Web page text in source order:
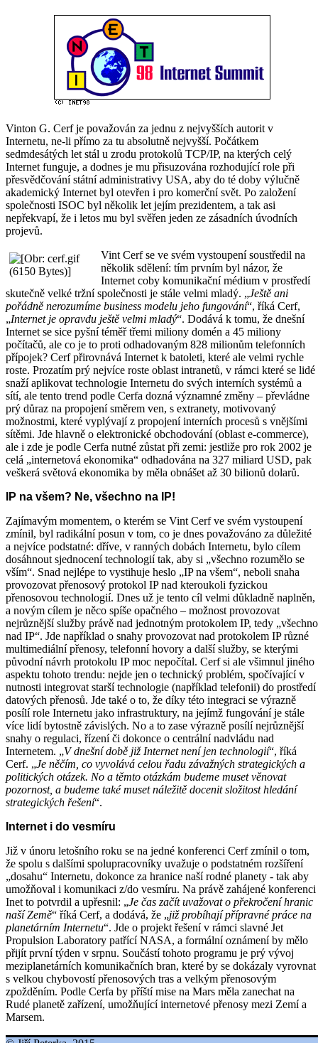
Vinton G. Cerf je považován za jednu z nejvyšších autorit v
Internetu, ne-li přímo za tu absolutně nejvyšší. Počátkem
sedmdesátých let stál u zrodu protokolů TCP/IP, na kterých celý
Internet funguje, a dodnes je mu přisuzována rozhodující role při
přesvědčování státní administrativy USA, aby do té doby výlučně
akademický Internet byl otevřen i pro komerční svět. Po založení
společnosti ISOC byl několik let jejím prezidentem, a tak asi
nepřekvapí, že i letos mu byl svěřen jeden ze zásadních úvodních
projevů.
Vint Cerf se ve svém vystoupení soustředil na
několik sdělení: tím prvním byl názor, že
Internet coby komunikační médium v prostředí
skutečně velké tržní společnosti je stále velmi mladý. „Ještě ani
pořádně nerozumíme business modelu jeho fungování“, říká Cerf,
„Internet je opravdu ještě velmi mladý“. Dodává k tomu, že dnešní
Internet se sice pyšní téměř třemi miliony domén a 45 miliony
počítačů, ale co je to proti odhadovaným 828 milionům telefonních
přípojek? Cerf přirovnává Internet k batoleti, které ale velmi rychle
roste. Prozatím prý nejvíce roste oblast intranetů, v rámci které se lidé
snaží aplikovat technologie Internetu do svých interních systémů a
sítí, ale tento trend podle Cerfa dozná významné změny – převládne
prý důraz na propojení směrem ven, s extranety, motivovaný
možnostmi, které vyplývají z propojení interních procesů s vnějšími
sítěmi. Jde hlavně o elektronické obchodování (oblast e-commerce),
ale i zde je podle Cerfa nutné zůstat při zemi: jestliže pro rok 2002 je
celá „internetová ekonomika“ odhadována na 327 miliard USD, pak
veškerá světová ekonomika by měla obnášet až 30 bilionů dolarů.
IP na všem? Ne, všechno na IP!
Zajímavým momentem, o kterém se Vint Cerf ve svém vystoupení
zmínil, byl radikální posun v tom, co je dnes považováno za důležité
a nejvíce podstatné: dříve, v ranných dobách Internetu, bylo cílem
dosáhnout sjednocení technologií tak, aby si „všechno rozumělo se
vším“. Snad nejlépe to vystihuje heslo „IP na všem“, neboli snaha
provozovat přenosový protokol IP nad kteroukoli fyzickou
přenosovou technologií. Dnes už je tento cíl velmi důkladně naplněn,
a novým cílem je něco spíše opačného – možnost provozovat
nejrůznější služby právě nad jednotným protokolem IP, tedy „všechno
nad IP“. Jde například o snahy provozovat nad protokolem IP různé
multimediální přenosy, telefonní hovory a další služby, se kterými
původní návrh protokolu IP moc nepočítal. Cerf si ale všimnul jiného
aspektu tohoto trendu: nejde jen o technický problém, spočívající v
nutnosti integrovat starší technologie (například telefonii) do prostředí
datových přenosů. Jde také o to, že díky této integraci se výrazně
posílí role Internetu jako infrastruktury, na jejímž fungování je stále
více lidí bytostně závislých. No a to zase výrazně posílí nejrůznější
snahy o regulaci, řízení či dokonce o centrální nadvládu nad
Internetem. „V dnešní době již Internet není jen technologií“, říká
Cerf. „Je něčím, co vyvolává celou řadu závažných strategických a
politických otázek. No a těmto otázkám budeme muset věnovat
pozornost, a budeme také muset náležitě docenit složitost hledání
strategických řešení“.
Internet i do vesmíru
Již v únoru letošního roku se na jedné konferenci Cerf zmínil o tom,
že spolu s dalšími spolupracovníky uvažuje o podstatném rozšíření
„dosahu“ Internetu, dokonce za hranice naší rodné planety - tak aby
umožňoval i komunikaci z/do vesmíru. Na právě zahájené konferenci
Inet to potvrdil a upřesnil: „Je čas začít uvažovat o překročení hranic
naší Země“ říká Cerf, a dodává, že „již probíhají přípravné práce na
planetárním Internetu“. Jde o projekt řešení v rámci slavné Jet
Propulsion Laboratory patřící NASA, a formální oznámení by mělo
přijít první týden v srpnu. Součástí tohoto programu je prý vývoj
meziplanetárních komunikačních bran, které by se dokázaly vyrovnat
s velkou chybovostí přenosových tras a velkým přenosovým
zpožděním. Podle Cerfa by příští mise na Mars měla zanechat na
Rudé planetě zařízení, umožňující internetové přenosy mezi Zemí a
Marsem.